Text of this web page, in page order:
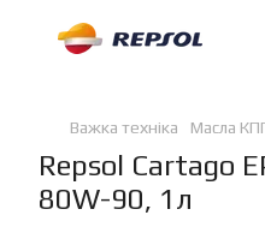
Важка техніка Масла
Repsol Cartago
80W-90, 1л